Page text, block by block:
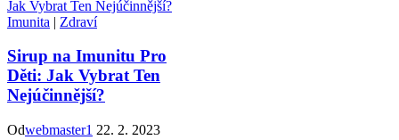
Imunita | Zdraví
Sirup na Imunitu Pro
Děti: Jak Vybrat Ten
Nejúčinnější?
Odwebmaster1 22. 2. 2023